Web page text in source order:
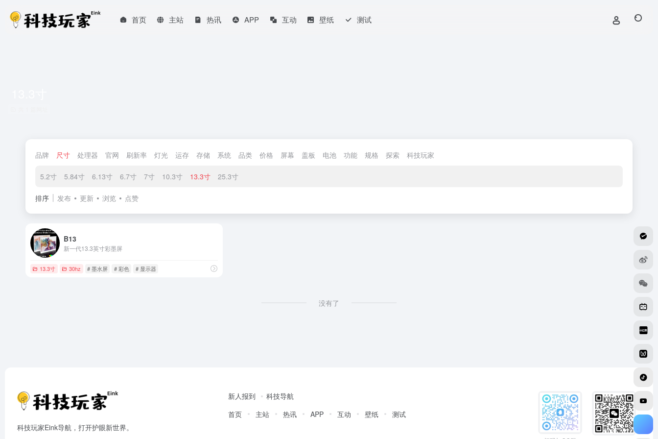
首页 主站 热讯 APP 互动 壁纸 测试
品牌 尺寸 处理器 官网 刷新率 灯光 运存 存储 系统 品类 价格 屏幕 盖板 电池 功能 规格 探索 科技玩家
5.2寸 5.84寸 6.13寸 6.7寸 7寸 10.3寸 13.3寸 25.3寸
排序 发布 更新 浏览 点赞
B13
新一代13.3英寸彩墨屏
13.3寸 30hz # 墨水屏 # 彩色 # 显示器
没有了
科技玩家Eink导航，打开护眼新世界。
新人报到
科技导航
首页
主站 热讯 APP 互动 壁纸 测试